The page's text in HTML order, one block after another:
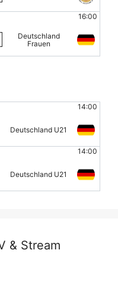
16:00
Deutschland
Frauen
14:00
Deutschland U21
14:00
Deutschland U21
& Stream